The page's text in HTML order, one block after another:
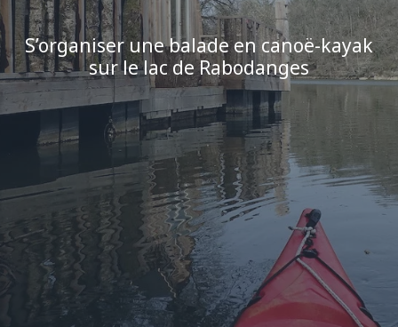
S’organiser une balade en canoë-kayak
sur le lac de Rabodanges